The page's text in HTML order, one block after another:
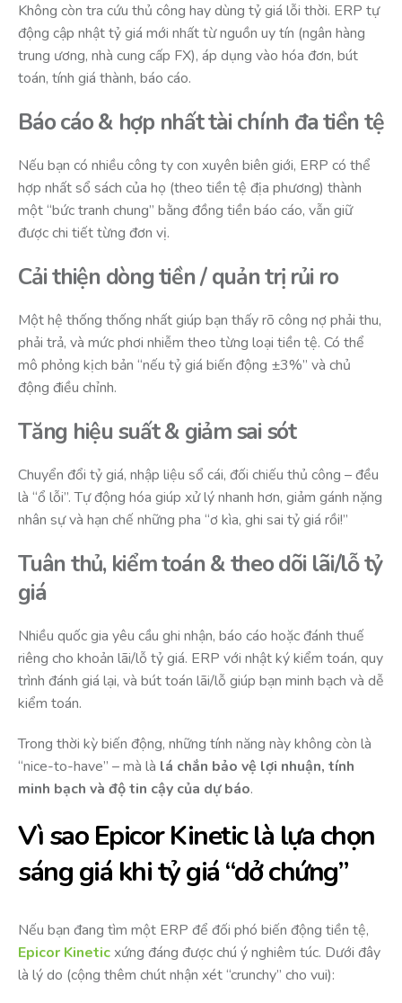
Không còn tra cứu thủ công hay dùng tỷ giá lỗi thời. ERP tự
động cập nhật tỷ giá mới nhất từ nguồn uy tín (ngân hàng
trung ương, nhà cung cấp FX), áp dụng vào hóa đơn, bút
toán, tính giá thành, báo cáo.
Báo cáo & hợp nhất tài chính đa tiền tệ
Nếu bạn có nhiều công ty con xuyên biên giới, ERP có thể
hợp nhất sổ sách của họ (theo tiền tệ địa phương) thành
một “bức tranh chung” bằng đồng tiền báo cáo, vẫn giữ
được chi tiết từng đơn vị.
Cải thiện dòng tiền / quản trị rủi ro
Một hệ thống thống nhất giúp bạn thấy rõ công nợ phải thu,
phải trả, và mức phơi nhiễm theo từng loại tiền tệ. Có thể
mô phỏng kịch bản “nếu tỷ giá biến động ±3%” và chủ
động điều chỉnh.
Tăng hiệu suất & giảm sai sót
Chuyển đổi tỷ giá, nhập liệu sổ cái, đối chiếu thủ công – đều
là “ổ lỗi”. Tự động hóa giúp xử lý nhanh hơn, giảm gánh nặng
nhân sự và hạn chế những pha “ơ kìa, ghi sai tỷ giá rồi!”
Tuân thủ, kiểm toán & theo dõi lãi/lỗ tỷ
giá
Nhiều quốc gia yêu cầu ghi nhận, báo cáo hoặc đánh thuế
riêng cho khoản lãi/lỗ tỷ giá. ERP với nhật ký kiểm toán, quy
trình đánh giá lại, và bút toán lãi/lỗ giúp bạn minh bạch và dễ
kiểm toán.
Trong thời kỳ biến động, những tính năng này không còn là
“nice-to-have” – mà là lá chắn bảo vệ lợi nhuận, tính
minh bạch và độ tin cậy của dự báo.
Vì sao Epicor Kinetic là lựa chọn
sáng giá khi tỷ giá “dở chứng”
Nếu bạn đang tìm một ERP để đối phó biến động tiền tệ,
Epicor Kineticxứng đáng được chú ý nghiêm túc. Dưới đây
là lý do (cộng thêm chút nhận xét “crunchy” cho vui):